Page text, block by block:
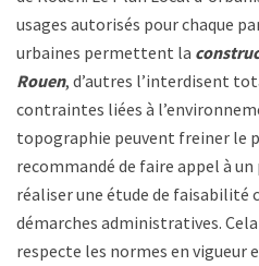
usages autorisés pour chaque
urbaines permettent la
Rouen, d’autres l’interdisent
contraintes liées à
topographie peuvent freiner le
recommandé de faire appel à
réaliser une étude de
démarches administratives.
respecte les normes en